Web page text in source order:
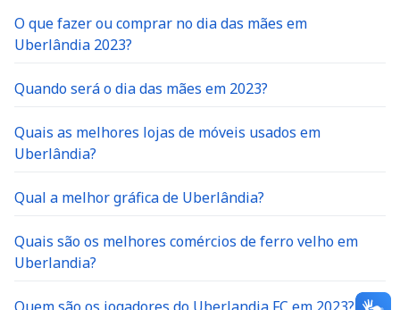
O que fazer ou comprar no dia das mães em
Uberlândia 2023?
Quando será o dia das mães em 2023?
Quais as melhores lojas de móveis usados em
Uberlândia?
Qual a melhor gráfica de Uberlândia?
Quais são os melhores comércios de ferro velho em
Uberlandia?